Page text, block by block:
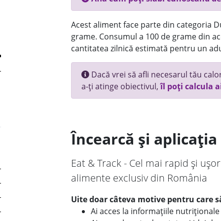
Acest aliment face parte din categoria
grame. Consumul a 100 de grame din
cantitatea zilnică estimată pentru un
Dacă vrei să afli necesarul tău
a-ți atinge obiectivul,îl poți calcula
Încearcă și
Eat & Track - Cel mai rapid și
alimente exclusiv din România
Uite doar câteva motive pentru care
Ai acces la informațiile